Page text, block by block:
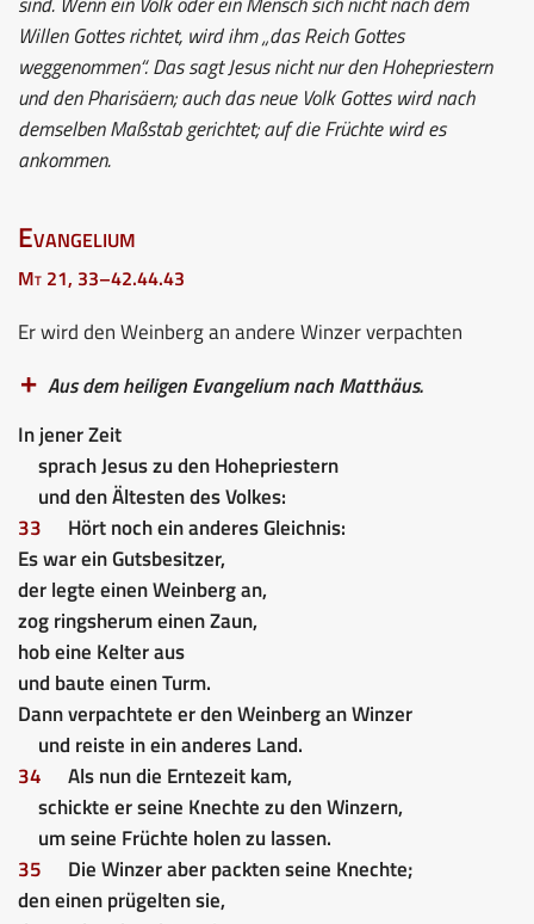
Willen Gottes richtet, wird ihm „das Reich Gottes
weggenommen“. Das sagt Jesus nicht nur den Hohepriestern
und den Pharisäern; auch das neue Volk Gottes wird nach
demselben Maßstab gerichtet; auf die Früchte wird es
ankommen.
Evangelium
Mt 21, 33–42.44.43
Er wird den Weinberg an andere Winzer verpachten
Aus dem heiligen Evangelium nach Matthäus.
In jener Zeit
sprach Jesus zu den Hohepriestern
und den Ältesten des Volkes:
33
Hört noch ein anderes Gleichnis:
Es war ein Gutsbesitzer,
der legte einen Weinberg an,
zog ringsherum einen Zaun,
hob eine Kelter aus
und baute einen Turm.
Dann verpachtete er den Weinberg an Winzer
und reiste in ein anderes Land.
34
Als nun die Erntezeit kam,
schickte er seine Knechte zu den Winzern,
um seine Früchte holen zu lassen.
35
Die Winzer aber packten seine Knechte;
den einen prügelten sie,